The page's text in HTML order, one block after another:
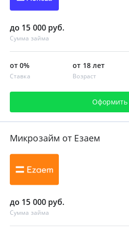
до 15 000 руб.
Сумма займа
от 0%
Ставка
от 18 лет
Возраст
Оформить
Микрозайм от Езаем
до 15 000 руб.
Сумма займа